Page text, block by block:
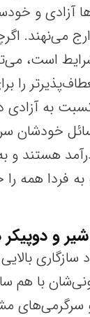
آزادی و
می‌نهند.
است،
را
به آزادی
خودشان
هستند و
فردا همه
و
با هم
سرگرمی‌های